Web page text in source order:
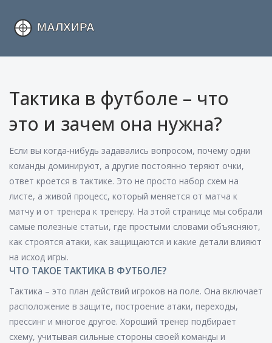
Тактика в футболе – что
это и зачем она нужна?
Если вы когда‑нибудь задавались вопросом, почему одни
команды доминируют, а другие постоянно теряют очки,
ответ кроется в тактике. Это не просто набор схем на
листе, а живой процесс, который меняется от матча к
матчу и от тренера к тренеру. На этой странице мы собрали
самые полезные статьи, где простыми словами объясняют,
как строятся атаки, как защищаются и какие детали влияют
на исход игры.
ЧТО ТАКОЕ ТАКТИКА В ФУТБОЛЕ?
Тактика – это план действий игроков на поле. Она включает
расположение в защите, построение атаки, переходы,
прессинг и многое другое. Хороший тренер подбирает
схему, учитывая сильные стороны своей команды и